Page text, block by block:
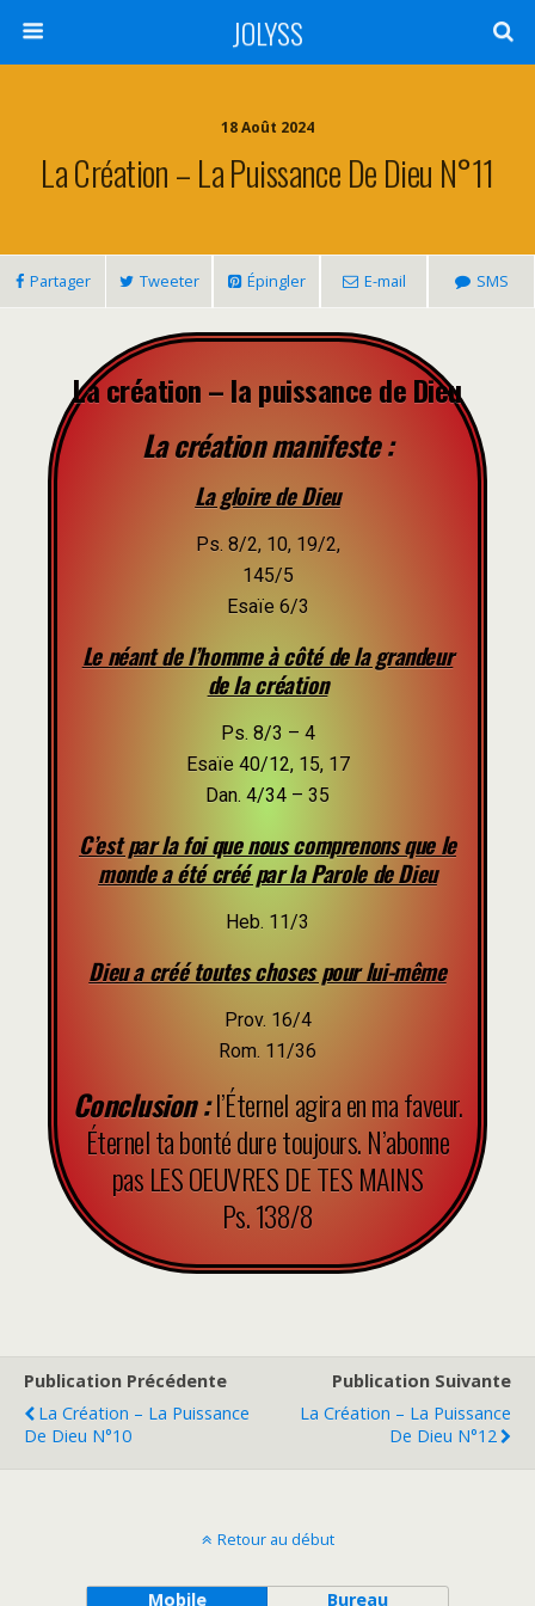
JOLYSS
18 Août 2024
La Création – La Puissance De Dieu N°11
Partager Tweeter Épingler E-mail SMS
La création – la puissance de Dieu
La création manifeste :
La gloire de Dieu
Ps. 8/2, 10, 19/2,
145/5
Esaïe 6/3
Le néant de l’homme à côté de la grandeur
de la création
Ps. 8/3 – 4
Esaïe 40/12, 15, 17
Dan. 4/34 – 35
C’est par la foi que nous comprenons que le
monde a été créé par la Parole de Dieu
Heb. 11/3
Dieu a créé toutes choses pour lui-même
Prov. 16/4
Rom. 11/36
Conclusion :l’Éternel agira en ma faveur.
Éternel ta bonté dure toujours. N’abonne
pas LES OEUVRES DE TES MAINS
Ps. 138/8
Publication Précédente
La Création – La Puissance
De Dieu N°10
Publication Suivante
La Création – La Puissance
De Dieu N°12
Retour au début
Mobile Bureau